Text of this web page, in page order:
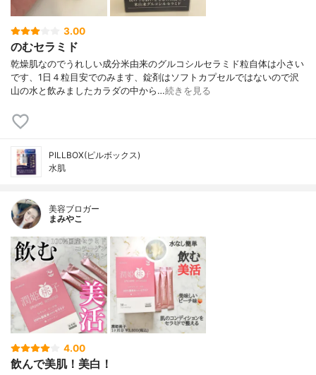
3.00
のむセラミド
乾燥肌なのでうれしい成分米由来のグルコシルセラミド粒自体は小さい
です、1日４粒目安でのみます、錠剤はソフトカプセルではないので沢
山の水と飲みましたカラダの中から…続きを見る
PILLBOX(ピルボックス)
水肌
美容ブロガー
まみやこ
4.00
飲んで美肌！美白！